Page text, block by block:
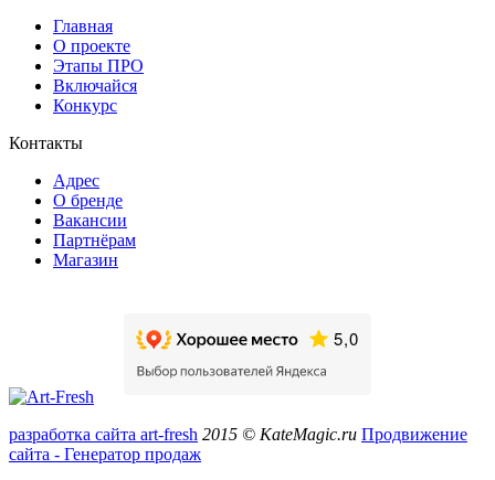
Главная
О проекте
Этапы ПРО
Включайся
Конкурс
Контакты
Адрес
О бренде
Вакансии
Партнёрам
Магазин
разработка сайта art-fresh 2015 © KateMagic.ru Продвижение
сайта - Генератор продаж